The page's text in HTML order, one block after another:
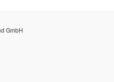
GmbH